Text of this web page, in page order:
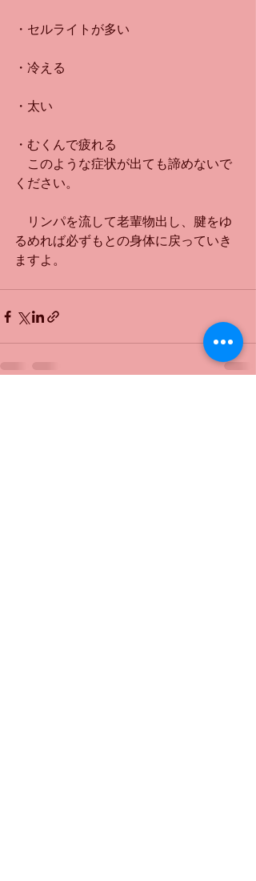
・セルライトが多い
・冷える
・太い
・むくんで疲れる
このような症状が出ても諦めないで
ください。
リンパを流して老輩物出し、腱をゆ
るめれば必ずもとの身体に戻っていき
ますよ。